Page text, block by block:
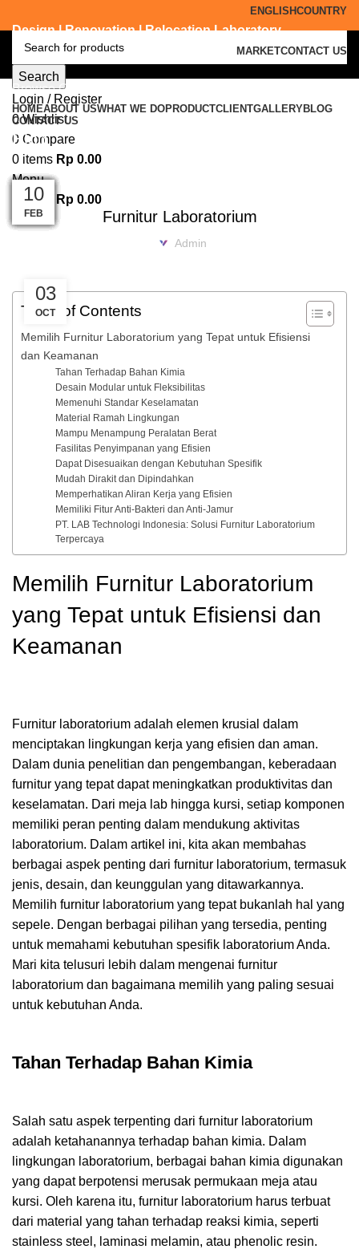
ENGLISHCOUNTRY
Design | Renovation | Relocation Laboratory
MARKETCONTACT US
Search
Login / Register
0Wishlist
0 Compare
0 items Rp 0.00
Menu
items Rp 0.00
Browse Categories
HOMEABOUT USWHAT WE DOPRODUCTCLIENTGALLERYBLOG
CONTACT US
Blog
Furnitur Laboratorium
Admin
03
OCT
Table of Contents
Memilih Furnitur Laboratorium yang Tepat untuk Efisiensi
dan Keamanan
Tahan Terhadap Bahan Kimia
Desain Modular untuk Fleksibilitas
Memenuhi Standar Keselamatan
Material Ramah Lingkungan
Mampu Menampung Peralatan Berat
Fasilitas Penyimpanan yang Efisien
Dapat Disesuaikan dengan Kebutuhan Spesifik
Mudah Dirakit dan Dipindahkan
Memperhatikan Aliran Kerja yang Efisien
Memiliki Fitur Anti-Bakteri dan Anti-Jamur
PT. LAB Technologi Indonesia: Solusi Furnitur Laboratorium
Terpercaya
Memilih Furnitur Laboratorium
yang Tepat untuk Efisiensi dan
Keamanan
Furnitur laboratorium adalah elemen krusial dalam
menciptakan lingkungan kerja yang efisien dan aman.
Dalam dunia penelitian dan pengembangan, keberadaan
furnitur yang tepat dapat meningkatkan produktivitas dan
keselamatan. Dari meja lab hingga kursi, setiap komponen
memiliki peran penting dalam mendukung aktivitas
laboratorium. Dalam artikel ini, kita akan membahas
berbagai aspek penting dari furnitur laboratorium, termasuk
jenis, desain, dan keunggulan yang ditawarkannya.
Memilih furnitur laboratorium yang tepat bukanlah hal yang
sepele. Dengan berbagai pilihan yang tersedia, penting
untuk memahami kebutuhan spesifik laboratorium Anda.
Mari kita telusuri lebih dalam mengenai furnitur
laboratorium dan bagaimana memilih yang paling sesuai
untuk kebutuhan Anda.
Tahan Terhadap Bahan Kimia
Salah satu aspek terpenting dari furnitur laboratorium
adalah ketahanannya terhadap bahan kimia. Dalam
lingkungan laboratorium, berbagai bahan kimia digunakan
yang dapat berpotensi merusak permukaan meja atau
kursi. Oleh karena itu, furnitur laboratorium harus terbuat
dari material yang tahan terhadap reaksi kimia, seperti
stainless steel, laminasi melamin, atau phenolic resin.
07
APR
06
APR
03
MAR
02
MAR
12
FEB
11
FEB
10
SEP
08
SEP
05
SEP
07
JUL
05
JUN
10
FEB